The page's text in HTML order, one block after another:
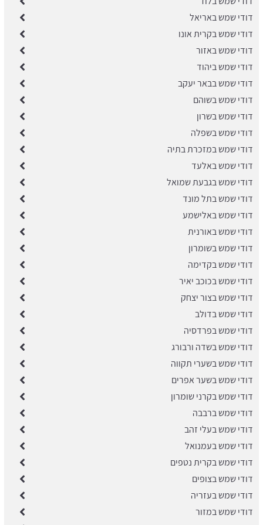
דודי שמש באריאל
דודי שמש בקרית אונו
דודי שמש באזור
דודי שמש ביהוד
דודי שמש בבאר יעקב
דודי שמש בשוהם
דודי שמש בשרון
דודי שמש בשפלה
דודי שמש במזכרת בתיה
דודי שמש באלעד
דודי שמש בגבעת שמואל
דודי שמש בתל מונד
דודי שמש באלישמע
דודי שמש באורנית
דודי שמש בשומרון
דודי שמש בקדימה
דודי שמש בכוכב יאיר
דודי שמש בצור יצחק
דודי שמש בדולב
דודי שמש בפרדסיה
דודי שמש בשדה ורבורג
דודי שמש בשערי תקווה
דודי שמש בשער אפרים
דודי שמש בקרני שומרון
דודי שמש ברבבה
דודי שמש בעלי זהב
דודי שמש בעמנואל
דודי שמש בקרית נטפים
דודי שמש בצופים
דודי שמש בעזריה
דודי שמש במזור